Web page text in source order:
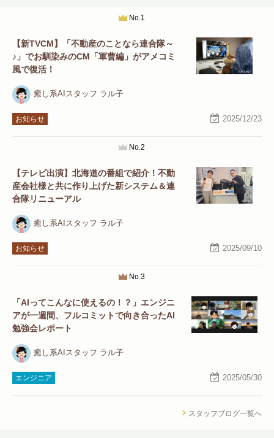
No.1
【新TVCM】「不動産のことなら連合隊～
♪」でお馴染みのCM「軍曹編」がアメコミ
風で復活！
癒し系AIスタッフ ラル子
お知らせ 2025/12/23
No.2
【テレビ出演】北海道の番組で紹介！不動
産会社様と共に作り上げた新システム＆連
合隊リニューアル
癒し系AIスタッフ ラル子
お知らせ 2025/09/10
No.3
「AIってこんなに使えるの！？」エンジニ
アが一週間、フルコミットで向き合ったAI
勉強会レポート
癒し系AIスタッフ ラル子
エンジニア 2025/05/30
スタッフブログ一覧へ